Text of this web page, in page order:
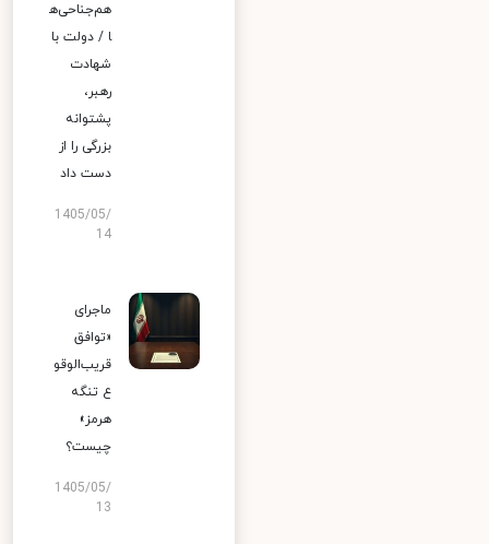
هم‌جناحی‌ه
ا / دولت با
شهادت
رهبر،
پشتوانه
بزرگی را از
دست داد
1405/05/
14
ماجرای
«توافق
قریب‌الوقو
ع تنگه
هرمز»
چیست؟
1405/05/
13